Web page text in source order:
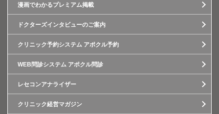
漫画でわかるプレミアム掲載
ドクターズインタビューのご案内
クリニック予約システム アポクル予約
WEB問診システム アポクル問診
レセコンアナライザー
クリニック経営マガジン